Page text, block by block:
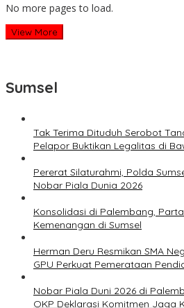
No more pages to load.
View More
Sumsel
Tak Terima Dituduh Serobot
Pelapor Buktikan Legalitas di
Pererat Silaturahmi, Polda
Nobar Piala Dunia 2026
Konsolidasi di Palembang,
Kemenangan di Sumsel
Herman Deru Resmikan SMA
GPU Perkuat Pemerataan
Nobar Piala Duni 2026 di
OKP Deklarasi Komitmen Jaga